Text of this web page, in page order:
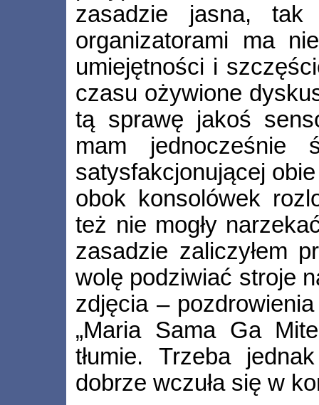
zasadzie jasna,
organizatorami ma
umiejętności i
czasu ożywione
tą sprawę jakoś
mam jednocześnie
satysfakcjonującej
obok konsolówek
też nie mogły
zasadzie zaliczyłem
wolę podziwiać stroje
zdjęcia –
„Maria Sama Ga
tłumie. Trzeba
dobrze wczuła się w